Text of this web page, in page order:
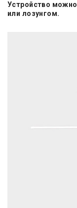
Устройство
или лозунгом.